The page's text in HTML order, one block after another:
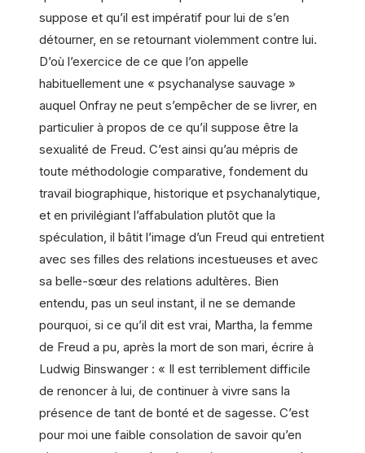
suppose et qu’il est impératif pour lui de s’en
détourner, en se retournant violemment contre lui.
D’où l’exercice de ce que l’on appelle
habituellement une « psychanalyse sauvage »
auquel Onfray ne peut s’empêcher de se livrer, en
particulier à propos de ce qu’il suppose être la
sexualité de Freud. C’est ainsi qu’au mépris de
toute méthodologie comparative, fondement du
travail biographique, historique et psychanalytique,
et en privilégiant l’affabulation plutôt que la
spéculation, il bâtit l’image d’un Freud qui entretient
avec ses filles des relations incestueuses et avec
sa belle-sœur des relations adultères. Bien
entendu, pas un seul instant, il ne se demande
pourquoi, si ce qu’il dit est vrai, Martha, la femme
de Freud a pu, après la mort de son mari, écrire à
Ludwig Binswanger : « Il est terriblement difficile
de renoncer à lui, de continuer à vivre sans la
présence de tant de bonté et de sagesse. C’est
pour moi une faible consolation de savoir qu’en